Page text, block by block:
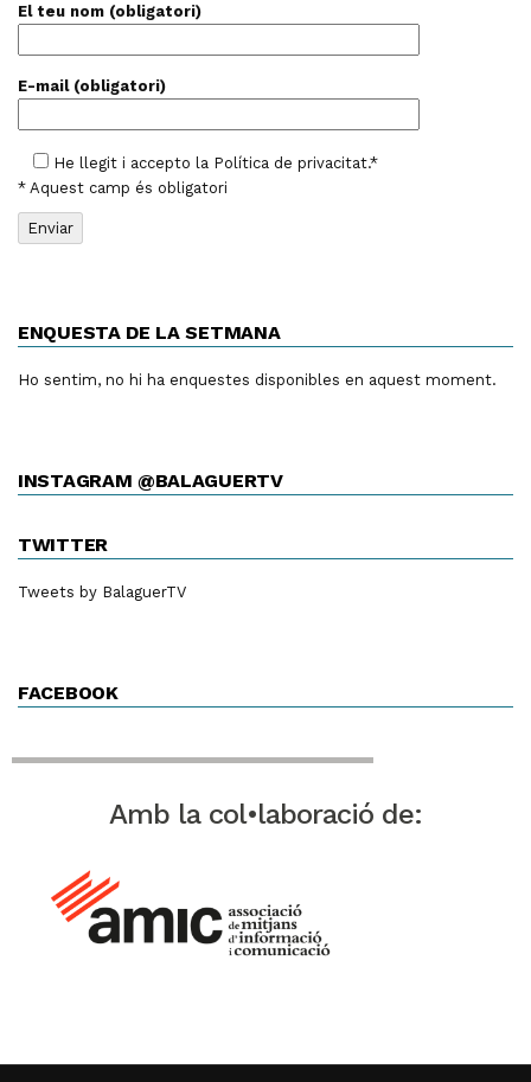
El teu nom (obligatori)
E-mail (obligatori)
He llegit i accepto la Política de privacitat.*
* Aquest camp és obligatori
ENQUESTA DE LA SETMANA
Ho sentim, no hi ha enquestes disponibles en aquest moment.
INSTAGRAM @BALAGUERTV
TWITTER
Tweets by BalaguerTV
FACEBOOK
Amb la col•laboració de: